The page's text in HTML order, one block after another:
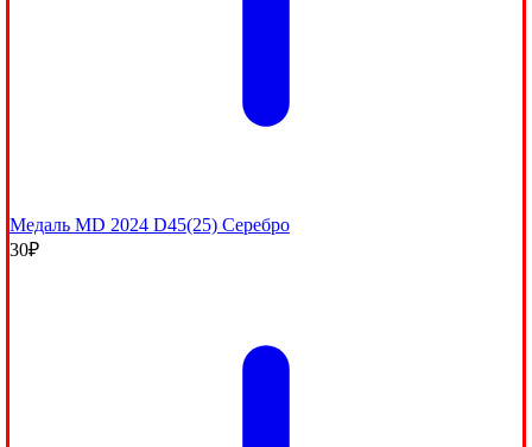
Медаль МD 2024 D45(25) Серебро
30₽